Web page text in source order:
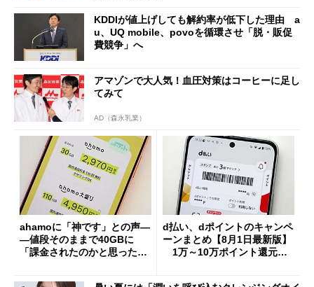
KDDIが値上げしても解約率が低下した理由 a
u、UQ mobile、povoを循環させ「脱・販促
費競争」へ
アマゾンで大人気！血圧対策はコーヒーに足し
てみて
AD（森永乳業）
ahamoに「神です」との声―
―値段そのままで40GBに
「課金されたのかと思った」
d払い、dポイントのキャンペ
ーンまとめ【8月1日最新版】
1万～10万ポイント還元の